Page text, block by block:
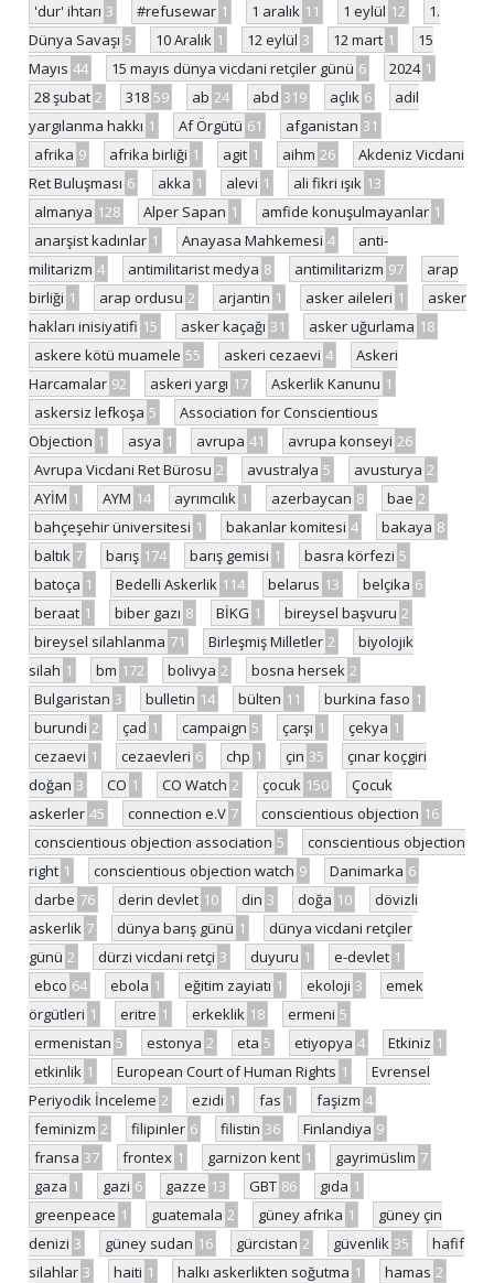
'dur' ihtarı 3 #refusewar 1 1 aralık 11 1 eylül 12
1.
Dünya Savaşı 5 10 Aralık 1 12 eylül 3 12 mart 1
15
Mayıs 44 15 mayıs dünya vicdani retçiler günü 6 2024 1
28 şubat 2 318 59 ab 24 abd 319 açlık 6
adil
yargılanma hakkı 1 Af Örgütü 61 afganistan 31
afrika 9 afrika birliği 1 agit 1 aihm 26
Akdeniz Vicdani
Ret Buluşması 6 akka 1 alevi 1 ali fikri ışık 13
almanya 128 Alper Sapan 1 amfide konuşulmayanlar 1
anarşist kadınlar 1 Anayasa Mahkemesi 4
anti-
militarizm 4 antimilitarist medya 8 antimilitarizm 97
arap
birliği 1 arap ordusu 2 arjantin 1 asker aileleri 1
asker
hakları inisiyatifi 15 asker kaçağı 31 asker uğurlama 18
askere kötü muamele 55 askeri cezaevi 4
Askeri
Harcamalar 92 askeri yargı 17 Askerlik Kanunu 1
askersiz lefkoşa 5
Association for Conscientious
Objection 1 asya 1 avrupa 41 avrupa konseyi 26
Avrupa Vicdani Ret Bürosu 2 avustralya 5 avusturya 2
AYİM 1 AYM 14 ayrımcılık 1 azerbaycan 8 bae 2
bahçeşehir üniversitesi 1 bakanlar komitesi 4 bakaya 8
baltık 7 barış 174 barış gemisi 1 basra körfezi 5
batoça 1 Bedelli Askerlik 114 belarus 13 belçika 6
beraat 1 biber gazı 8 BİKG 1 bireysel başvuru 2
bireysel silahlanma 71 Birleşmiş Milletler 2
biyolojik
silah 1 bm 172 bolivya 2 bosna hersek 2
Bulgaristan 3 bulletin 14 bülten 11 burkina faso 1
burundi 2 çad 1 campaign 5 çarşı 1 çekya 1
cezaevi 1 cezaevleri 6 chp 1 çin 35
çınar koçgiri
doğan 3 CO 1 CO Watch 2 çocuk 150
Çocuk
askerler 45 connection e.V 7 conscientious objection 16
conscientious objection association 5
conscientious objection
right 1 conscientious objection watch 9 Danimarka 6
darbe 76 derin devlet 10 din 3 doğa 10
dövizli
askerlik 7 dünya barış günü 1
dünya vicdani retçiler
günü 2 dürzi vicdani retçi 3 duyuru 1 e-devlet 1
ebco 64 ebola 1 eğitim zayiatı 1 ekoloji 3
emek
örgütleri 1 eritre 1 erkeklik 18 ermeni 5
ermenistan 5 estonya 2 eta 5 etiyopya 4 Etkiniz 1
etkinlik 1 European Court of Human Rights 1
Evrensel
Periyodik İnceleme 2 ezidi 1 fas 1 faşizm 4
feminizm 2 filipinler 6 filistin 36 Finlandiya 9
fransa 37 frontex 1 garnizon kent 1 gayrimüslim 7
gaza 1 gazi 6 gazze 13 GBT 86 gıda 1
greenpeace 1 guatemala 2 güney afrika 1
güney çin
denizi 3 güney sudan 16 gürcistan 2 güvenlik 35
hafif
silahlar 3 haiti 1 halkı askerlikten soğutma 1 hamas 2